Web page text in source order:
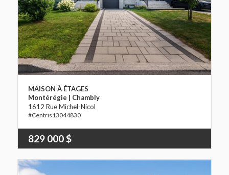
MAISON À ÉTAGES
Montérégie | Chambly
1612 Rue Michel-Nicol
13044830
829 000 $